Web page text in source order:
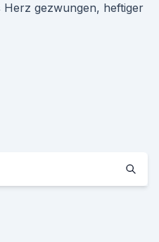
gezwungen, heftiger